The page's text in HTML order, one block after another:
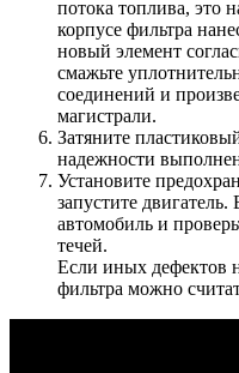
потока топлива, это
корпусе фильтра
новый элемент
смажьте
соединений и
магистрали.
Затяните
надежности
Установите
запустите
автомобиль и
течей.
Если иных дефектов
фильтра можно